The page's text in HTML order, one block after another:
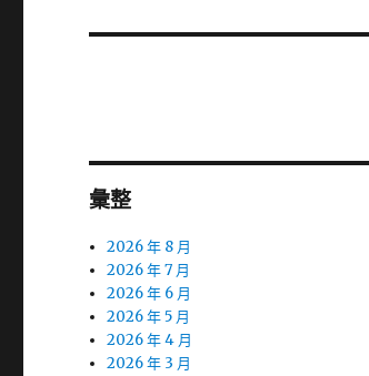
篇
彙整
2026 年 8 月
2026 年 7 月
2026 年 6 月
2026 年 5 月
2026 年 4 月
2026 年 3 月